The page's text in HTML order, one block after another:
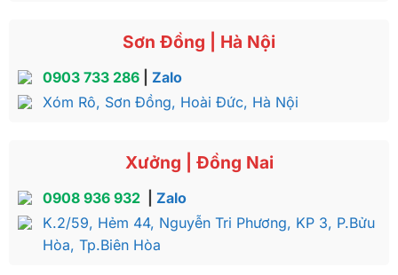
Sơn Đồng | Hà Nội
0903 733 286| Zalo
Xóm Rô, Sơn Đồng, Hoài Đức, Hà Nội
Xưởng | Đồng Nai
0908 936 932
Zalo
K.2/59, Hẻm 44, Nguyễn Tri Phương, KP 3, P.Bửu
Hòa, Tp.Biên Hòa